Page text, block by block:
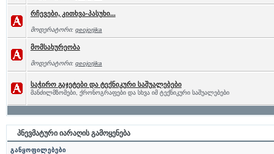
რჩევები, კითხვა-პასუხი...
მოდერატორი: geojorjika
მომსახურეობა
მოდერატორი: geojorjika
საჭირო გაჯეტები და ტექნიკური საშუალებები
მანძილმზომები, ქრონოგრაფები და სხვა იმ ტექნიკური საშუალებები
პნევმატური იარაღის გამოყენება
განყოფილებები